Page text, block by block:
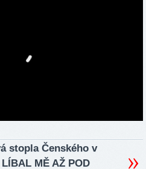
stopla Čenského v
MĚ AŽ POD